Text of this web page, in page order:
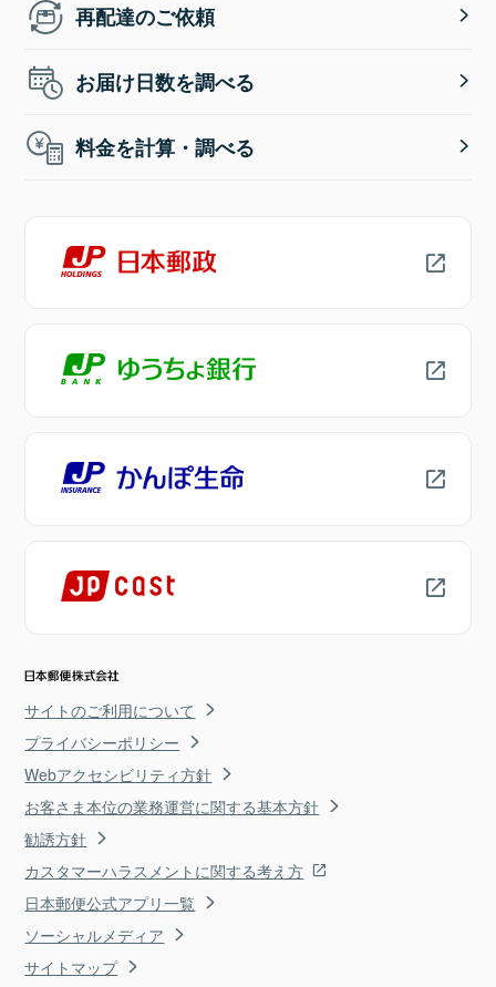
再配達のご依頼
お届け日数を調べる
料金を計算・調べる
サイトのご利用について
プライバシーポリシー
Webアクセシビリティ方針
お客さま本位の業務運営に関する基本方針
勧誘方針
カスタマーハラスメントに関する考え方
日本郵便公式アプリ一覧
ソーシャルメディア
サイトマップ